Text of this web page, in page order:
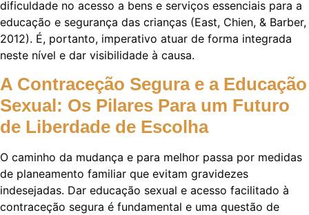
dificuldade no acesso a bens e serviços essenciais para a
educação e segurança das crianças (East, Chien, & Barber,
2012). É, portanto, imperativo atuar de forma integrada
neste nível e dar visibilidade à causa.
A Contraceção Segura e a Educação
Sexual: Os Pilares Para um Futuro
de Liberdade de Escolha
O caminho da mudança e para melhor passa por medidas
de planeamento familiar que evitam gravidezes
indesejadas. Dar educação sexual e acesso facilitado à
contraceção segura é fundamental e uma questão de